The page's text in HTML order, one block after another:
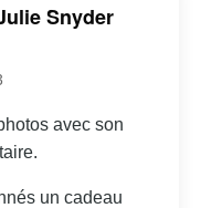
Snyder
avec son
un cadeau